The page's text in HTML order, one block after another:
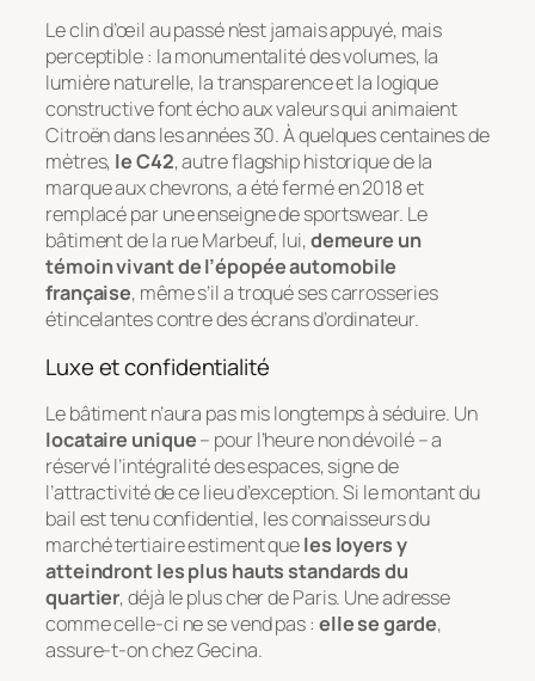
Le clin d’œil au passé n’est jamais appuyé, mais
perceptible : la monumentalité des volumes, la
lumière naturelle, la transparence et la logique
constructive font écho aux valeurs qui animaient
Citroën dans les années 30. À quelques centaines de
mètres, le C42, autre flagship historique de la
marque aux chevrons, a été fermé en 2018 et
remplacé par une enseigne de sportswear. Le
bâtiment de la rue Marbeuf, lui,demeure un
témoin vivant de l’épopée automobile
française, même s’il a troqué ses carrosseries
étincelantes contre des écrans d’ordinateur.
Luxe et confidentialité
Le bâtiment n’aura pas mis longtemps à séduire. Un
locataire unique– pour l’heure non dévoilé – a
réservé l’intégralité des espaces, signe de
l’attractivité de ce lieu d’exception. Si le montant du
bail est tenu confidentiel, les connaisseurs du
marché tertiaire estiment queles loyers y
atteindront les plus hauts standards du
quartier, déjà le plus cher de Paris. Une adresse
comme celle-ci ne se vend pas : elle se garde,
assure-t-on chez Gecina.